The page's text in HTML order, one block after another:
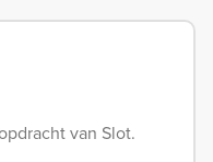
van Slot.